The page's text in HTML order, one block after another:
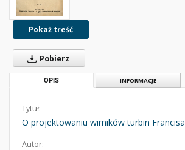
Pokaż treść
Pobierz
OPIS INFORMACJE
Tytuł:
O projektowaniu wirników turbin Francisa
Autor: